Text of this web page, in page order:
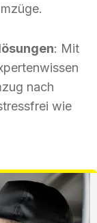
: Mit
nach
wie